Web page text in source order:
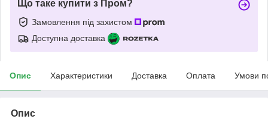
Що таке купити з Пром?
Замовлення під захистом
Доступна доставка
Опис Характеристики Доставка Оплата Умови
Опис